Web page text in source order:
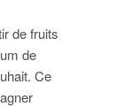
de fruits
de
Ce